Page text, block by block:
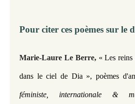
Pour citer ces poèmes sur le
Marie-Laure Le Berre, « Les
dans le ciel de Dia », poèmes
féministe, internationale &